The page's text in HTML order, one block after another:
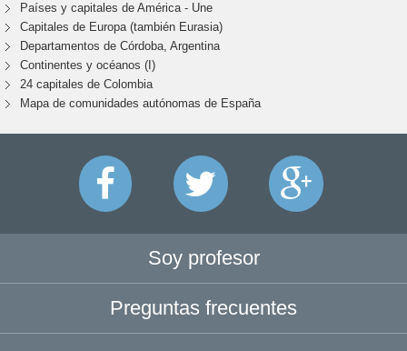
Países y capitales de América - Une
Capitales de Europa (también Eurasia)
Departamentos de Córdoba, Argentina
Continentes y océanos (I)
24 capitales de Colombia
Mapa de comunidades autónomas de España
Soy profesor
Preguntas frecuentes